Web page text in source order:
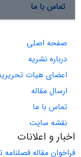
تماس با ما
صفحه اصلی
درباره نشریه
اعضای هیات
ارسال مقاله
تماس با ما
نقشه سایت
اخبار و اعلانات
فراخوان مقاله